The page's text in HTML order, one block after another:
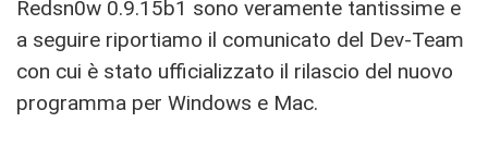
Redsn0w 0.9.15b1 sono veramente tantissime e
a seguire riportiamo il comunicato del Dev-Team
con cui è stato ufficializzato il rilascio del nuovo
programma per Windows e Mac.